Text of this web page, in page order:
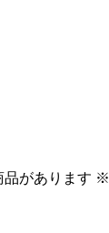
があります